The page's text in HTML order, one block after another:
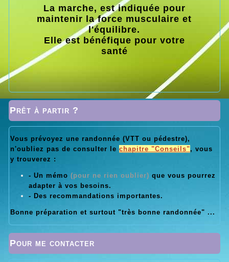
La marche, est indiquée pour
maintenir la force musculaire et
l'équilibre.
Elle est bénéfique pour votre
santé
Prêt à partir ?
Vous prévoyez une randonnée (VTT ou pédestre),
n'oubliez pas de consulter le chapitre "Conseils", vous
y trouverez :
- Un mémo (pour ne rien oublier) que vous pourrez
adapter à vos besoins.
- Des recommandations importantes.
Bonne préparation et surtout "très bonne randonnée" ...
Pour me contacter